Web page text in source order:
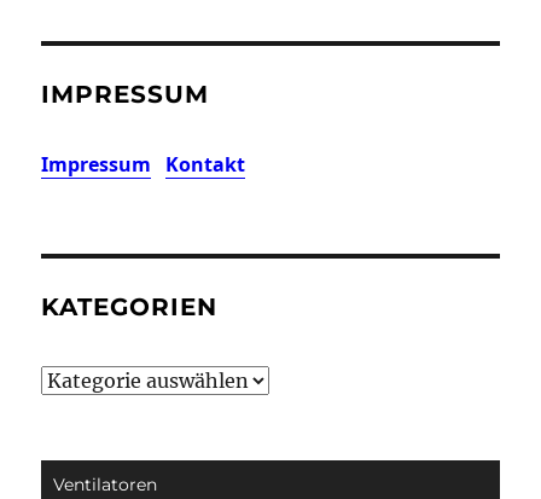
IMPRESSUM
Impressum Kontakt
KATEGORIEN
Kategorien
Ventilatoren